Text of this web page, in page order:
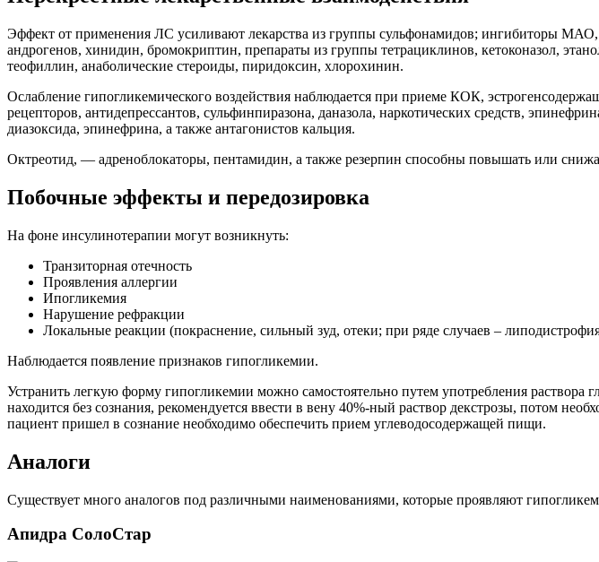
Эффект от применения ЛС усиливают лекарства из группы сульфонамидов; ингибиторы
андрогенов, хинидин, бромокриптин, препараты из группы тетрациклинов, кетоконазол,
теофиллин, анаболические стероиды, пиридоксин, хлорохинин.
Ослабление гипогликемического воздействия наблюдается при приеме КОК,
рецепторов, антидепрессантов, сульфинпиразона, даназола, наркотических средств,
диазоксида, эпинефрина, а также антагонистов кальция.
Октреотид, — адреноблокаторы, пентамидин, а также резерпин способны повышать или
Побочные эффекты и передозировка
На фоне инсулинотерапии могут возникнуть:
Транзиторная отечность
Проявления аллергии
Ипогликемия
Нарушение рефракции
Локальные реакции (покраснение, сильный зуд, отеки; при ряде случаев –
Наблюдается появление признаков гипогликемии.
Устранить легкую форму гипогликемии можно самостоятельно путем употребления
находится без сознания, рекомендуется ввести в вену 40%-ный раствор декстрозы, потом
пациент пришел в сознание необходимо обеспечить прием углеводосодержащей пищи.
Аналоги
Существует много аналогов под различными наименованиями, которые проявляют
Апидра СолоСтар